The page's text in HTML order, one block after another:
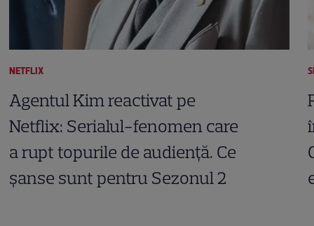
NETFLIX
Agentul Kim reactivat pe
Netflix: Serialul-fenomen care
a rupt topurile de audiență. Ce
șanse sunt pentru Sezonul 2